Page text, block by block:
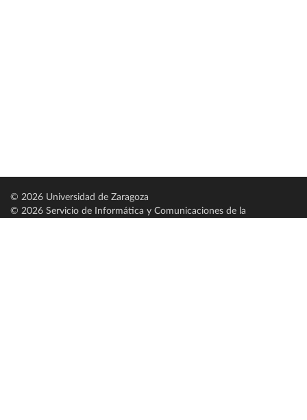
© 2026 Universidad de Zaragoza
© 2026 Servicio de Informática y Comunicaciones de la